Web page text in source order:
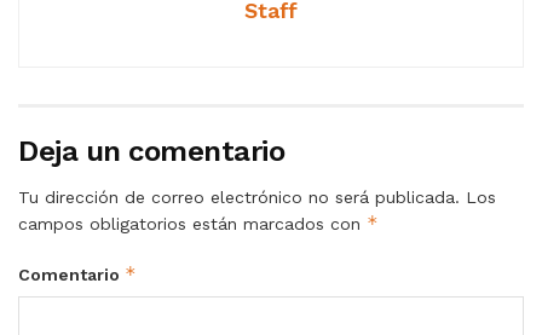
Staff
Deja un comentario
Tu dirección de correo electrónico no será publicada. Los
campos obligatorios están marcados con *
Comentario *